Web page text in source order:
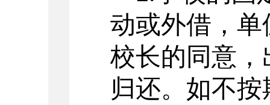
动或外借，
校长的同意
归还。如不